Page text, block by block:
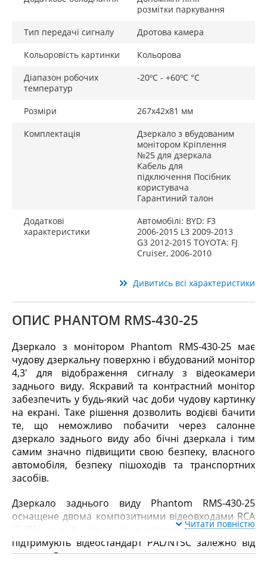
розмітки паркування
Тип передачі сигналу
Дротова камера
Кольоровість картинки
Кольорова
Діапазон робочих
температур
-20ºС - +60ºС °C
Розміри
267х42х81 мм
Комплектація
Дзеркало з вбудованим
монітором Кріплення
№25 для дзеркала
Кабель для
підключення Посібник
користувача
Гарантиний талон
Додаткові
характеристики
Автомобілі: BYD: F3
2006-2015 L3 2009-2013
G3 2012-2015 TOYOTA: FJ
Cruiser, 2006-2010
Дивитись всі характеристики
ОПИС PHANTOM RMS-430-25
Дзеркало з монітором Phantom RMS-430-25 має
чудову дзеркальну поверхню і вбудований монітор
4,3′ для відображення сигналу з відеокамери
заднього виду. Яскравий та контрастний монітор
забезпечить у будь-який час доби чудову картинку
на екрані. Таке рішення дозволить водієві бачити
те, що неможливо побачити через салонне
дзеркало заднього виду або бічні дзеркала і тим
самим значно підвищити свою безпеку, власного
автомобіля, безпеку пішоходів та транспортних
засобів.
Дзеркало заднього виду Phantom RMS-430-25
оснащене двома композитними відеовходами RCA
(CVBS) av in & cam in, які в автоматичному режимі
підтримують відеостандарт PAL/NTSC залежно від
того, який сигнал надходить.
Читати повністю